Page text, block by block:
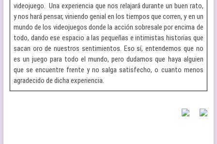
videojuego. Una experiencia que nos relajará durante un buen rato,
y nos hará pensar, viniendo genial en los tiempos que corren, y en un
mundo de los videojuegos donde la acción sobresale por encima de
todo, dando ese espacio a las pequeñas e intimistas historias que
sacan oro de nuestros sentimientos. Eso sí, entendemos que no
es un juego para todo el mundo, pero dudamos que haya alguien
que se encuentre frente y no salga satisfecho, o cuanto menos
agradecido de dicha experiencia.